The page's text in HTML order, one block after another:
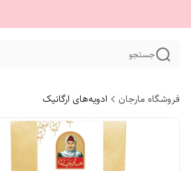
جستجو
فروشگاه مارجان ادویه‌های ارگانیک